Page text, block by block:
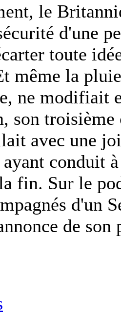
le
d'une
toute
même la
ne modifiait
son
avec une
ayant conduit
fin. Sur le
d'un
de son